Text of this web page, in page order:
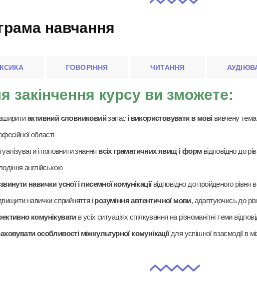
навчання
ГОВОРІННЯ ЧИТАННЯ
закінчення курсу ви зможете:
активний словниковийзапас івикористовувати в мові вивчену
області
і поповнити знання всіх граматичних явищ і форм відповідно до
англійською
навички усної і писемної комунікаціївідповідно до пройденого рівня
навички сприйняття ірозуміння автентичної мови, адаптуючись до
комунікуватив усіх ситуаціях спілкування на різноманітні теми
особливості міжкультурної комунікаціїдля успішної взаємодії в